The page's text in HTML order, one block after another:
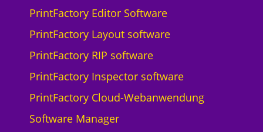
PrintFactory Editor Software
PrintFactory Layout software
PrintFactory RIP software
PrintFactory Inspector software
PrintFactory Cloud-Webanwendung
Software Manager